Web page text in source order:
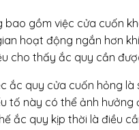
bao gồm việc cửa cuốn
hoạt động ngắn hơn
cho thấy ắc quy cần
ắc quy cửa cuốn hỏng
tố này có thể ảnh
ắc quy kịp thời là điều